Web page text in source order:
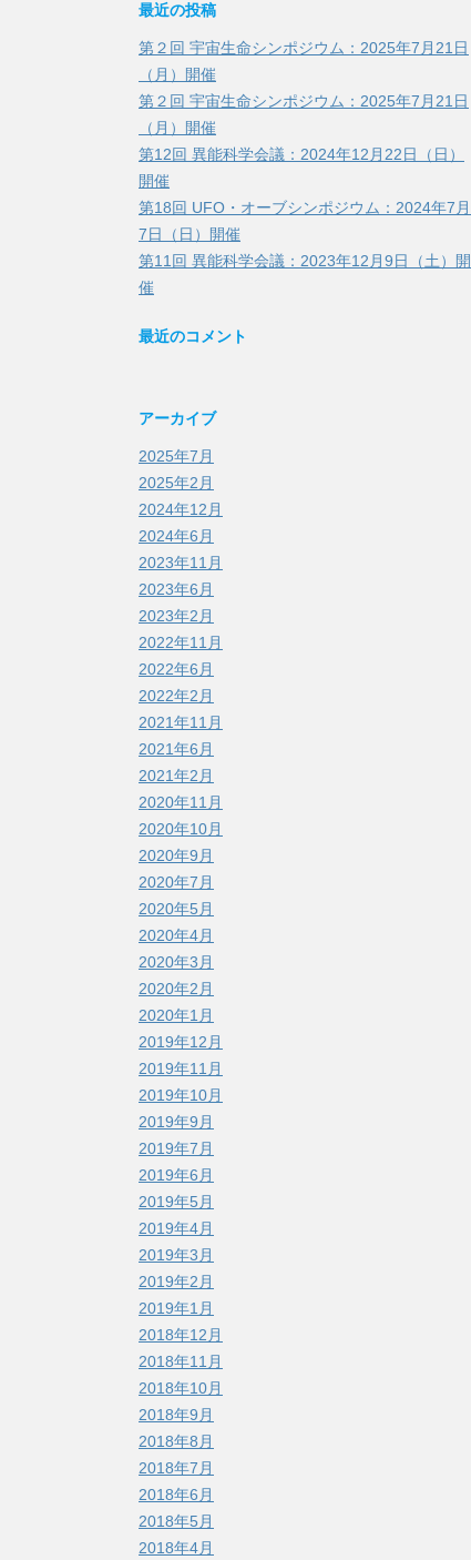
最近の投稿
第２回 宇宙生命シンポジウム：2025年7月21日
（月）開催
第２回 宇宙生命シンポジウム：2025年7月21日
（月）開催
第12回 異能科学会議：2024年12月22日（日）
開催
第18回 UFO・オーブシンポジウム：2024年7月
7日（日）開催
第11回 異能科学会議：2023年12月9日（土）開
催
最近のコメント
アーカイブ
2025年7月
2025年2月
2024年12月
2024年6月
2023年11月
2023年6月
2023年2月
2022年11月
2022年6月
2022年2月
2021年11月
2021年6月
2021年2月
2020年11月
2020年10月
2020年9月
2020年7月
2020年5月
2020年4月
2020年3月
2020年2月
2020年1月
2019年12月
2019年11月
2019年10月
2019年9月
2019年7月
2019年6月
2019年5月
2019年4月
2019年3月
2019年2月
2019年1月
2018年12月
2018年11月
2018年10月
2018年9月
2018年8月
2018年7月
2018年6月
2018年5月
2018年4月